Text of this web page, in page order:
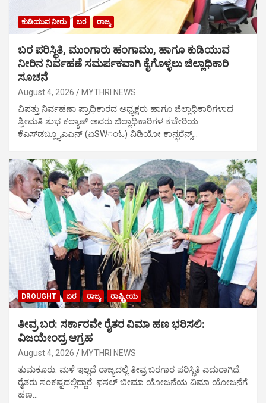
ಕುಡಿಯುವ ನೀರು ಬರ ರಾಜ್ಯ
ಬರ ಪರಿಸ್ಥಿತಿ, ಮುಂಗಾರು ಹಂಗಾಮು, ಹಾಗೂ ಕುಡಿಯುವ
ನೀರಿನ ನಿರ್ವಹಣೆ ಸಮರ್ಪಕವಾಗಿ ಕೈಗೊಳ್ಳಲು ಜಿಲ್ಲಾಧಿಕಾರಿ
ಸೂಚನೆ
August 4, 2026 MYTHRI NEWS
ವಿಪತ್ತು ನಿರ್ವಹಣಾ ಪ್ರಾಧಿಕಾರದ ಅಧ್ಯಕ್ಷರು ಹಾಗೂ ಜಿಲ್ಲಾಧಿಕಾರಿಗಳಾದ
ಶ್ರೀಮತಿ ಶುಭ ಕಲ್ಯಾಣ್ ಅವರು ಜಿಲ್ಲಾಧಿಕಾರಿಗಳ ಕಚೇರಿಯ
ಕೆಎಸ್‌ಡಬ್ಲ್ಯೂಎಎನ್ (ಏSWಂಓ) ವಿಡಿಯೋ ಕಾನ್ಫರೆನ್ಸ್…
DROUGHT ಬರ ರಾಜ್ಯ ರಾಷ್ಟ್ರೀಯ
ತೀವ್ರ ಬರ: ಸರ್ಕಾರವೇ ರೈತರ ವಿಮಾ ಹಣ ಭರಿಸಲಿ:
ವಿಜಯೇಂದ್ರ ಆಗ್ರಹ
August 4, 2026 MYTHRI NEWS
ತುಮಕೂರು: ಮಳೆ ಇಲ್ಲದೆ ರಾಜ್ಯದಲ್ಲಿ ತೀವ್ರ ಬರಗಾರ ಪರಿಸ್ಥಿತಿ ಎದುರಾಗಿದೆ.
ರೈತರು ಸಂಕಷ್ಟದಲ್ಲಿದ್ದಾರೆ. ಫಸಲ್ ಬೀಮಾ ಯೋಜನೆಯ ವಿಮಾ ಯೋಜನೆಗೆ
ಹಣ…